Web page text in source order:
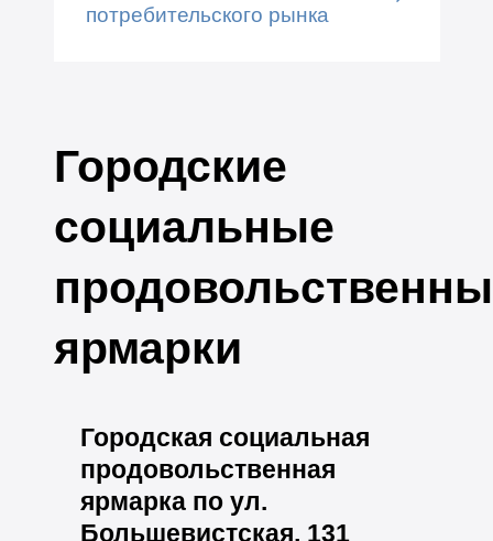
потребительского рынка
Городские
социальные
ярмарки
Городская социальная
продовольственная
ярмарка по ул.
Большевистская, 131